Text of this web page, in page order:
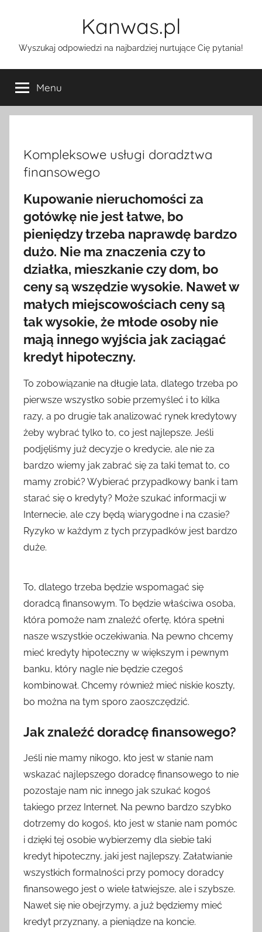
Kanwas.pl
Wyszukaj odpowiedzi na najbardziej nurtujące Cię pytania!
Menu
Kompleksowe usługi doradztwa
finansowego
Kupowanie nieruchomości za
gotówkę nie jest łatwe, bo
pieniędzy trzeba naprawdę bardzo
dużo. Nie ma znaczenia czy to
działka, mieszkanie czy dom, bo
ceny są wszędzie wysokie. Nawet w
małych miejscowościach ceny są
tak wysokie, że młode osoby nie
mają innego wyjścia jak zaciągać
kredyt hipoteczny.
To zobowiązanie na długie lata, dlatego trzeba po
pierwsze wszystko sobie przemyśleć i to kilka
razy, a po drugie tak analizować rynek kredytowy
żeby wybrać tylko to, co jest najlepsze. Jeśli
podjęliśmy już decyzje o kredycie, ale nie za
bardzo wiemy jak zabrać się za taki temat to, co
mamy zrobić? Wybierać przypadkowy bank i tam
starać się o kredyty? Może szukać informacji w
Internecie, ale czy będą wiarygodne i na czasie?
Ryzyko w każdym z tych przypadków jest bardzo
duże.
To, dlatego trzeba będzie wspomagać się
doradcą finansowym. To będzie właściwa osoba,
która pomoże nam znaleźć ofertę, która spełni
nasze wszystkie oczekiwania. Na pewno chcemy
mieć kredyty hipoteczny w większym i pewnym
banku, który nagle nie będzie czegoś
kombinował. Chcemy również mieć niskie koszty,
bo można na tym sporo zaoszczędzić.
Jak znaleźć doradcę finansowego?
Jeśli nie mamy nikogo, kto jest w stanie nam
wskazać najlepszego doradcę finansowego to nie
pozostaje nam nic innego jak szukać kogoś
takiego przez Internet. Na pewno bardzo szybko
dotrzemy do kogoś, kto jest w stanie nam pomóc
i dzięki tej osobie wybierzemy dla siebie taki
kredyt hipoteczny, jaki jest najlepszy. Załatwianie
wszystkich formalności przy pomocy doradcy
finansowego jest o wiele łatwiejsze, ale i szybsze.
Nawet się nie obejrzymy, a już będziemy mieć
kredyt przyznany, a pieniądze na koncie.